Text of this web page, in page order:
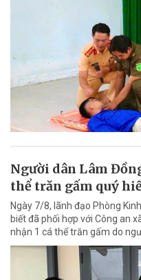
Người dân Lâm
thể trăn gấm quý
Ngày 7/8, lãnh đạo Phòng
biết đã phối hợp với Công an
nhận 1 cá thể trăn gấm do